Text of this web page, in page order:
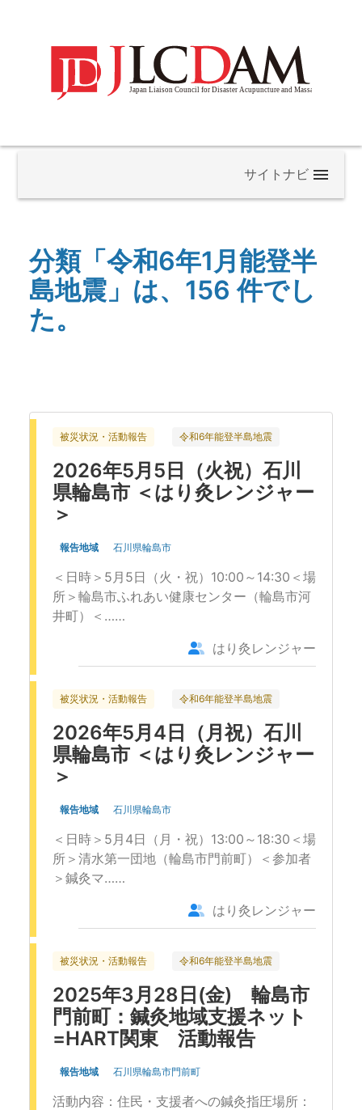
構成員一覧
よくある質問
分類「令和6年1月能登半
島地震」は、156 件でし
た。
被災状況・活動報告 令和6年能登半島地震
2026年5月5日（火祝）石川
県輪島市 ＜はり灸レンジャー
＞
報告地域 石川県輪島市
＜日時＞5月5日（火・祝）10:00～14:30＜場
所＞輪島市ふれあい健康センター（輪島市河
井町）＜……
はり灸レンジャー
被災状況・活動報告 令和6年能登半島地震
2026年5月4日（月祝）石川
県輪島市 ＜はり灸レンジャー
＞
報告地域 石川県輪島市
＜日時＞5月4日（月・祝）13:00～18:30＜場
所＞清水第一団地（輪島市門前町）＜参加者
＞鍼灸マ……
はり灸レンジャー
被災状況・活動報告 令和6年能登半島地震
2025年3月28日(金) 輪島市
門前町：鍼灸地域支援ネット
=HART関東 活動報告
報告地域 石川県輪島市門前町
活動内容：住民・支援者への鍼灸指圧場所：